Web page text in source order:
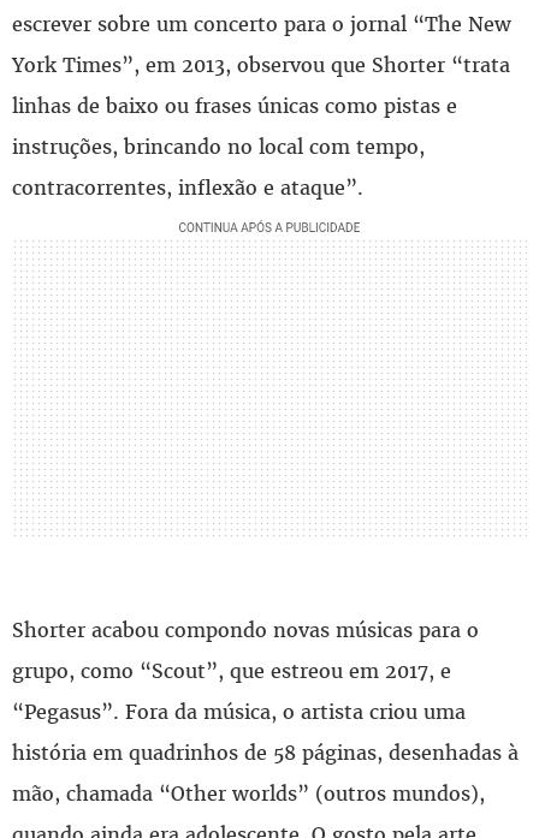
escrever sobre um concerto para o jornal “The New
York Times”, em 2013, observou que Shorter “trata
linhas de baixo ou frases únicas como pistas e
instruções, brincando no local com tempo,
contracorrentes, inflexão e ataque”.
Shorter acabou compondo novas músicas para o
grupo, como “Scout”, que estreou em 2017, e
“Pegasus”. Fora da música, o artista criou uma
história em quadrinhos de 58 páginas, desenhadas à
mão, chamada “Other worlds” (outros mundos),